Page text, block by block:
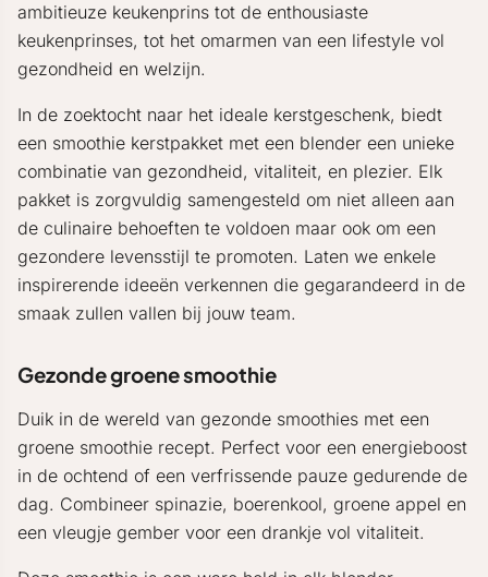
ambitieuze keukenprins tot de enthousiaste
keukenprinses, tot het omarmen van een lifestyle vol
gezondheid en welzijn.
In de zoektocht naar het ideale kerstgeschenk, biedt
een smoothie kerstpakket met een blender een unieke
combinatie van gezondheid, vitaliteit, en plezier. Elk
pakket is zorgvuldig samengesteld om niet alleen aan
de culinaire behoeften te voldoen maar ook om een
gezondere levensstijl te promoten. Laten we enkele
inspirerende ideeën verkennen die gegarandeerd in de
smaak zullen vallen bij jouw team.
Gezonde groene smoothie
Duik in de wereld van gezonde smoothies met een
groene smoothie recept. Perfect voor een energieboost
in de ochtend of een verfrissende pauze gedurende de
dag. Combineer spinazie, boerenkool, groene appel en
een vleugje gember voor een drankje vol vitaliteit.